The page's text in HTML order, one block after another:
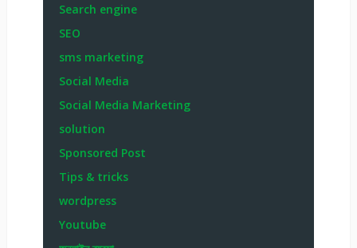
Search engine
SEO
sms marketing
Social Media
Social Media Marketing
solution
Sponsored Post
Tips & tricks
wordpress
Youtube